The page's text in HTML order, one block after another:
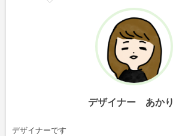
デザイナー あかり
デザイナーです